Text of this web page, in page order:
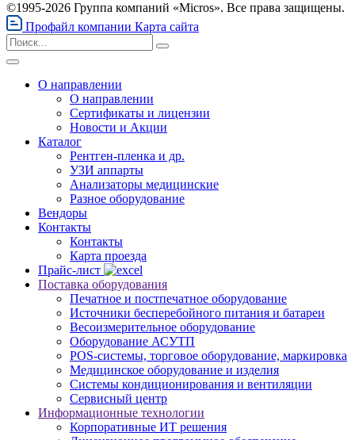
©1995-2026 Группа компаний «Micros». Все права защищены.
Профайл компании Карта сайта
О направлении
О направлении
Сертификаты и лицензии
Новости и Акции
Каталог
Рентген-пленка и др.
УЗИ аппарты
Анализаторы медицинские
Разное оборудование
Вендоры
Контакты
Контакты
Карта проезда
Прайс-лист
Поставка оборудования
Печатное и постпечатное оборудование
Источники бесперебойного питания и батареи
Весоизмерительное оборудование
Оборудование АСУТП
POS-системы, торговое оборудование, маркировка
Медицинское оборудование и изделия
Системы кондиционирования и вентиляции
Сервисный центр
Информационные технологии
Корпоративные ИТ решения